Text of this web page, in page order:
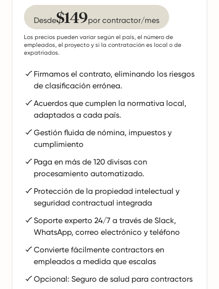
Desde$149por contractor/mes
Los precios pueden variar según el país, el número de
empleados, el proyecto y si la contratación es local o de
expatriados.
Firmamos el contrato, eliminando los riesgos
de clasificación errónea.
Acuerdos que cumplen la normativa local,
adaptados a cada país.
Gestión fluida de nómina, impuestos y
cumplimiento
Paga en más de 120 divisas con
procesamiento automatizado.
Protección de la propiedad intelectual y
seguridad contractual integrada
Soporte experto 24/7 a través de Slack,
WhatsApp, correo electrónico y teléfono
Convierte fácilmente contractors en
empleados a medida que escalas
Opcional: Seguro de salud para contractors